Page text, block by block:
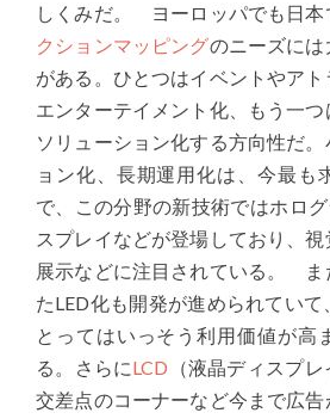
しくみだ。 ヨーロッパでも日本
クションマッピングのニーズに
がある。ひとつはイベントやア
エンターテイメント化、もう一
ソリューション化する方向性だ
ョン化、長期運用化は、今最も
で、この分野の新技術ではホロ
スプレイなどが登場しており、
展示などに注目されている。 ま
たLED化も開発が進められてい
とってはいっそう利用価値が高
る。さらにLCD （液晶ディスプ
交差点のコーナーなど今まで広告